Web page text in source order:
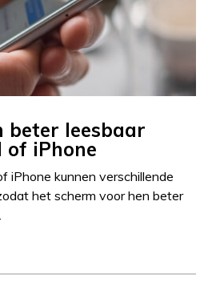
beter leesbaar
of iPhone
iPhone kunnen verschillende
het scherm voor hen beter